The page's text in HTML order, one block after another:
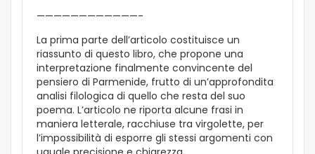
————————————-
La prima parte dell’articolo costituisce un
riassunto di questo libro, che propone una
interpretazione finalmente convincente del
pensiero di Parmenide, frutto di un’approfondita
analisi filologica di quello che resta del suo
poema. L’articolo ne riporta alcune frasi in
maniera letterale, racchiuse tra virgolette, per
l’impossibilità di esporre gli stessi argomenti con